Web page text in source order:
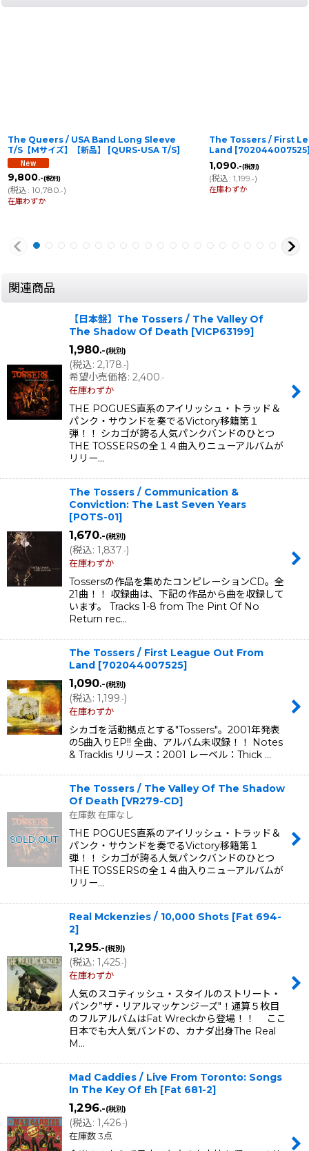
The Queers / USA Band Long Sleeve
T/S【Mサイズ】【新品】
[QURS-USA T/S]
9,800.-(税別)
(税込: 10,780 .-)
在庫わずか
The Tossers / First
Land [702044007525
1,090.-(税別)
(税込: 1,199 .-)
在庫わずか
関連商品
【日本盤】The Tossers / The Valley Of
The Shadow Of Death [VICP63199]
1,980.-(税別)
(税込: 2,178.-)
希望小売価格: 2,400.-
在庫わずか
THE POGUES直系のアイリッシュ・トラッド＆
パンク・サウンドを奏でるVictory移籍第１
弾！！ シカゴが誇る人気パンクバンドのひとつ
THE TOSSERSの全１４曲入りニューアルバムが
リリー…
The Tossers / Communication &
Conviction: The Last Seven Years
[POTS-01]
1,670.-(税別)
(税込: 1,837.-)
在庫わずか
Tossersの作品を集めたコンピレーションCD。全
21曲！！ 収録曲は、下記の作品から曲を収録して
います。 Tracks 1-8 from The Pint Of No
Return rec…
The Tossers / First League Out From
Land [702044007525]
1,090.-(税別)
(税込: 1,199.-)
在庫わずか
シカゴを活動拠点とする"Tossers"。2001年発表
の5曲入りEP!! 全曲、アルバム未収録！！ Notes
& Tracklis リリース：2001 レーベル：Thick …
The Tossers / The Valley Of The Shadow
Of Death [VR279-CD]
在庫数 在庫なし
THE POGUES直系のアイリッシュ・トラッド＆
パンク・サウンドを奏でるVictory移籍第１
弾！！ シカゴが誇る人気パンクバンドのひとつ
THE TOSSERSの全１４曲入りニューアルバムが
リリー…
Real Mckenzies / 10,000 Shots [Fat 694-
2]
1,295.-(税別)
(税込: 1,425.-)
在庫わずか
人気のスコティッシュ・スタイルのストリート・
パンク”ザ・リアルマッケンジーズ"！通算５枚目
のフルアルバムはFat Wreckから登場！！ ここ
日本でも大人気バンドの、カナダ出身The Real
M…
Mad Caddies / Live From Toronto: Songs
In The Key Of Eh [Fat 681-2]
1,296.-(税別)
(税込: 1,426.-)
在庫数 3点